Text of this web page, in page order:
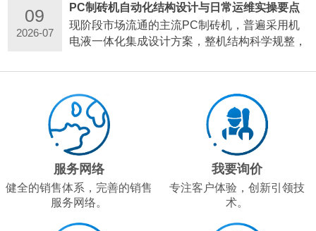
砖等多种路面建材。整套设备由配料搅拌单元、
分层布料机构、液压成型主机、自动送…
09
2026-07
PC制砖机自动化结构设计与日常运维实操要点
现阶段市场流通的主流PC制砖机，普遍采用机
电液一体化集成设计方案，整机结构科学规整，
元、振动辅助机构、自动输送模块、智能电控操
序互锁逻辑，可自主匹配生产节奏，有效…
服务网络
健全的销售体系，完善的销售
服务网络。
我要询价
专注客户体验，创新引领技
术。